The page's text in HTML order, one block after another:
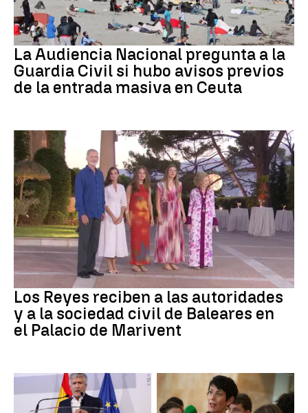
Crisis migratoria
La Audiencia Nacional pregunta a la
Guardia Civil si hubo avisos previos
de la entrada masiva en Ceuta
Los Reyes reciben a las autoridades
y a la sociedad civil de Baleares en
el Palacio de Marivent